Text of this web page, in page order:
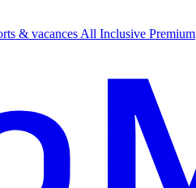
& vacances All Inclusive Premium